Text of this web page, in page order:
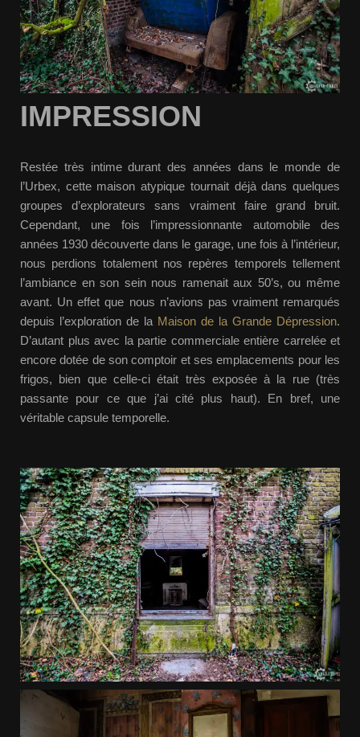
IMPRESSION
Restée très intime durant des années dans le monde de
l’Urbex, cette maison atypique tournait déjà dans quelques
groupes d’explorateurs sans vraiment faire grand bruit.
Cependant, une fois l’impressionnante automobile des
années 1930 découverte dans le garage, une fois à l’intérieur,
nous perdions totalement nos repères temporels tellement
l’ambiance en son sein nous ramenait aux 50’s, ou même
avant. Un effet que nous n’avions pas vraiment remarqués
depuis l’exploration de la Maison de la Grande Dépression.
D’autant plus avec la partie commerciale entière carrelée et
encore dotée de son comptoir et ses emplacements pour les
frigos, bien que celle-ci était très exposée à la rue (très
passante pour ce que j’ai cité plus haut). En bref, une
véritable capsule temporelle.